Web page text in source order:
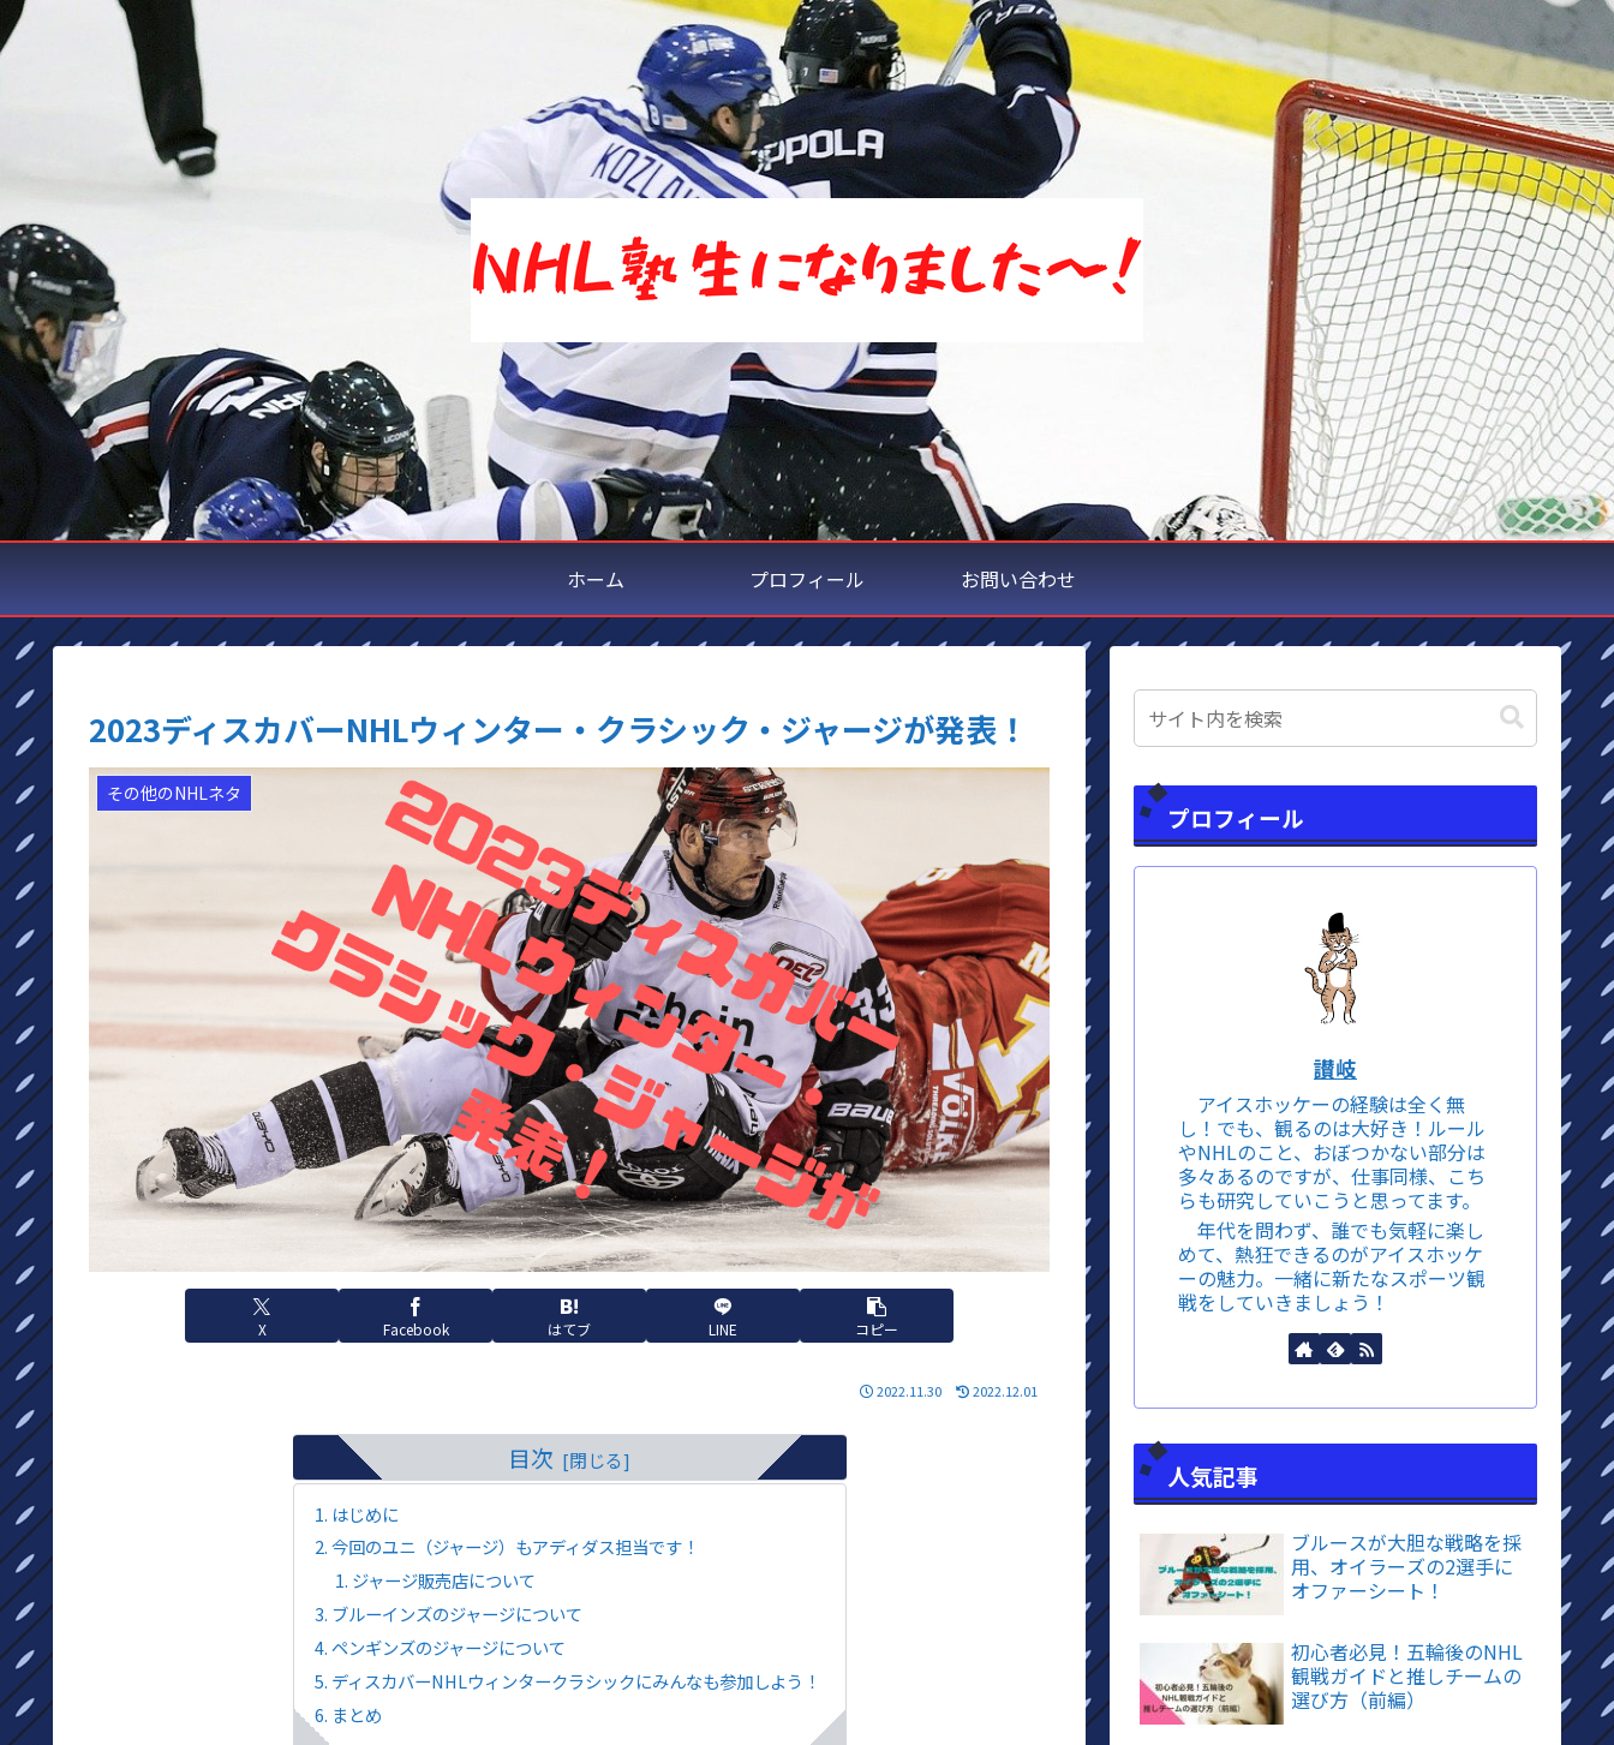
ホーム プロフィール お問い合わせ
2023ディスカバーNHLウィンター・クラシック・ジャージが発表！
その他のNHLネタ
X Facebook はてブ LINE コピー
2022.11.30 2022.12.01
目次
はじめに
今回のユニ（ジャージ）もアディダス担当です！
ジャージ販売店について
ブルーインズのジャージについて
ペンギンズのジャージについて
ディスカバーNHLウィンタークラシックにみんなも参加しよう！
まとめ
プロフィール
讃岐
アイスホッケーの経験は全く無
し！でも、観るのは大好き！ルール
やNHLのこと、おぼつかない部分は
多々あるのですが、仕事同様、こち
らも研究していこうと思ってます。
年代を問わず、誰でも気軽に楽し
めて、熱狂できるのがアイスホッケ
ーの魅力。一緒に新たなスポーツ観
戦をしていきましょう！
人気記事
ブルースが大胆な戦略を採
用、オイラーズの2選手に
オファーシート！
初心者必見！五輪後のNHL
観戦ガイドと推しチームの
選び方（前編）